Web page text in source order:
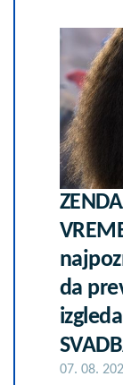
da
07. 08.